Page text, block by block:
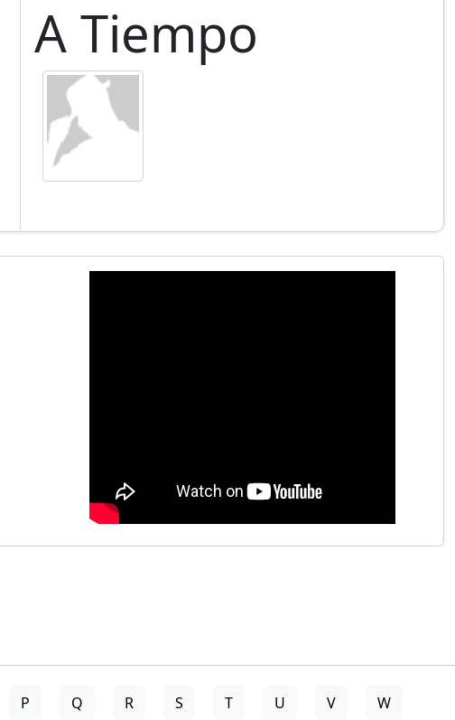
A Tiempo
P Q R S T U V W